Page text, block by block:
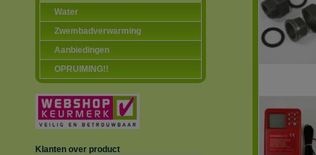
Water
Zwembadverwarming
Aanbiedingen
OPRUIMING!!
Klanten over product